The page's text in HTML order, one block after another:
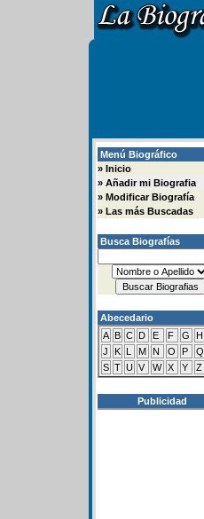
Menú Biográfico
» Inicio
» Añadir mi Biografia
» Modificar Biografía
» Las más Buscadas
Busca Biografías
Abecedario
A B C D E F G H
J
K L M N O P Q
S T U V W X Y Z
Publicidad